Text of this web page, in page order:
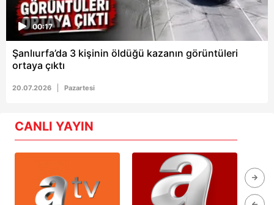
00:17
Şanlıurfa’da 3 kişinin öldüğü kazanın görüntüleri
ortaya çıktı
20.07.2026 Pazartesi
CANLI YAYIN